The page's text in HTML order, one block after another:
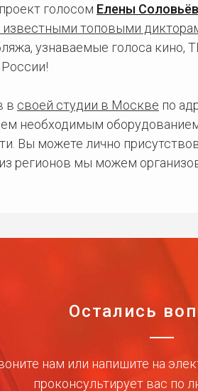
голосом Елены
топовыми
узнаваемые голоса
в своей студии в Москве по
необходимым
Вы можете лично
регионов мы можем
Остались
нам или напишите на
проконсультирует вас по